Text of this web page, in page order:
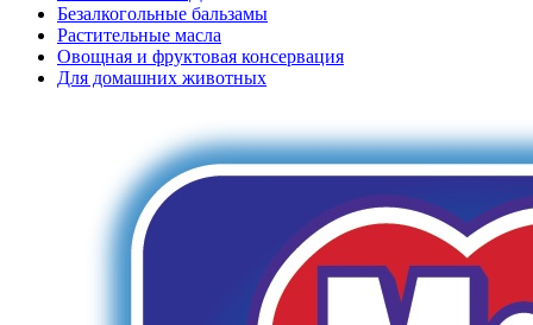
Безалкогольные бальзамы
Растительные масла
Овощная и фруктовая консервация
Для домашних животных